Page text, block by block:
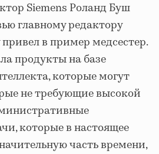
Siemens Роланд Буш
главному редактору
в пример медсестер.
продукты на базе
которые могут
не требующие высокой
которые в настоящее
часть времени,